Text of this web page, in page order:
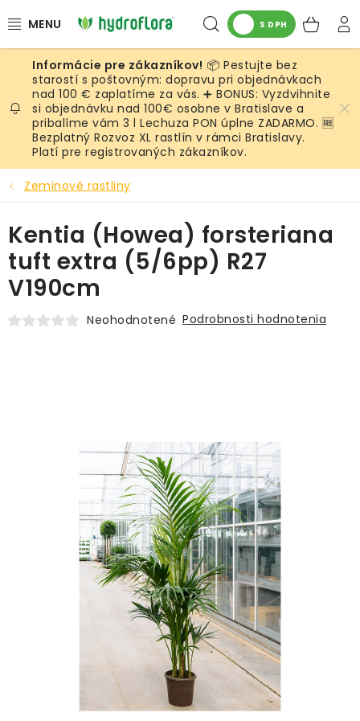
na
Hľadať
S DPH
RASTLINY
UMELÉ RASTLINY
KVETINÁČE
SUBSTRÁTY A PRÍSLUŠENSTVO
SERVIS INTERIÉROVEJ ZELENE
MACHY
ŽIVÉ STENY
INTERIÉROVÉ DEKORÁCIE
NA OBJEDNÁVKU
SUBSTRÁTY A HNOJIVÁ
📦 Pestujte bez
starostí s poštovným: dopravu pri objednávkach
nad 100 € zaplatíme za vás. ➕ BONUS: Vyzdvihnite
si objednávku nad 100€ osobne v Bratislave a
pribalíme vám 3 l Lechuza PON úplne ZADARMO. 🆓
Bezplatný Rozvoz XL rastlín v rámci Bratislavy.
Platí pre registrovaných zákazníkov.
Zeminové rastliny
Kentia (Howea) forsteriana
tuft extra (5/6pp) R27
V190cm
Neohodnotené Podrobnosti hodnotenia